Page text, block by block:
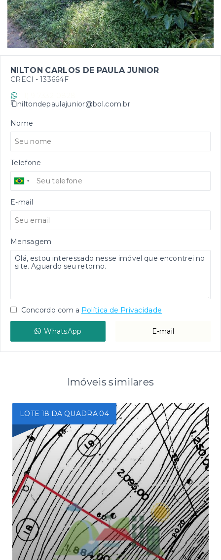
NILTON CARLOS DE PAULA JUNIOR
CRECI - 133664F
niltondepaulajunior@bol.com.br
Nome
Telefone
E-mail
Mensagem
Concordo com a Política de Privacidade
WhatsApp E-mail
Imóveis similares
LOTE 18 DA QUADRA 04